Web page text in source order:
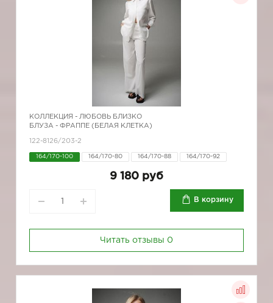
КОЛЛЕКЦИЯ - ЛЮБОВЬ БЛИЗКО
БЛУЗА - ФРАППЕ (БЕЛАЯ КЛЕТКА)
122-8126/203-2
164/170-100 164/170-80 164/170-88 164/170-92
9 180 руб
В корзину
Читать отзывы 0